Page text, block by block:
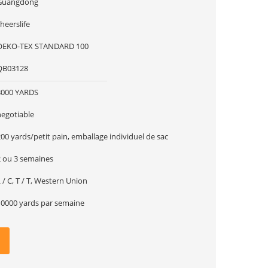
TEX STANDARD 100
YARDS
yards/petit pain, emballage individuel de sac
ou 3 semaines
/ C, T / T, Western Union
yards par semaine